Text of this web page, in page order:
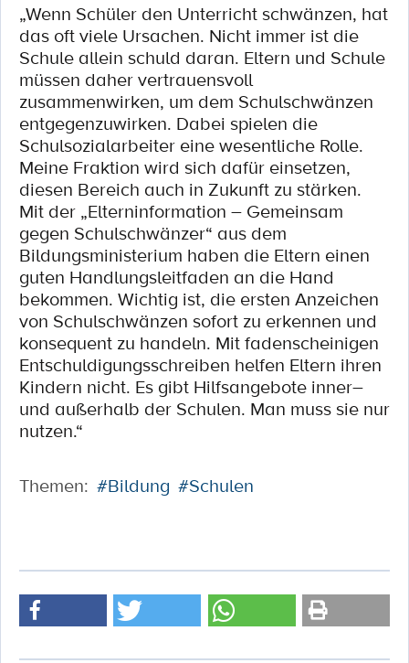
„Wenn Schüler den Unterricht schwänzen, hat
das oft viele Ursachen. Nicht immer ist die
Schule allein schuld daran. Eltern und Schule
müssen daher vertrauensvoll
zusammenwirken, um dem Schulschwänzen
entgegenzuwirken. Dabei spielen die
Schulsozialarbeiter eine wesentliche Rolle.
Meine Fraktion wird sich dafür einsetzen,
diesen Bereich auch in Zukunft zu stärken.
Mit der „Elterninformation – Gemeinsam
gegen Schulschwänzer“ aus dem
Bildungsministerium haben die Eltern einen
guten Handlungsleitfaden an die Hand
bekommen. Wichtig ist, die ersten Anzeichen
von Schulschwänzen sofort zu erkennen und
konsequent zu handeln. Mit fadenscheinigen
Entschuldigungsschreiben helfen Eltern ihren
Kindern nicht. Es gibt Hilfsangebote inner–
und außerhalb der Schulen. Man muss sie nur
nutzen.“
Themen: #Bildung #Schulen